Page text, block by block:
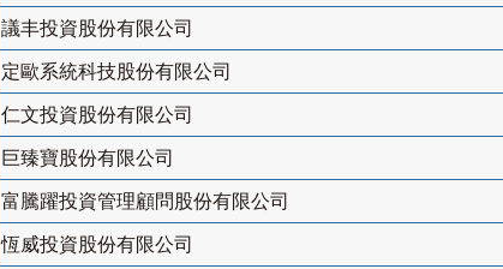
議丰投資股份有限公司
定歐系統科技股份有限公司
仁文投資股份有限公司
巨臻寶股份有限公司
富騰躍投資管理顧問股份有限公司
恆威投資股份有限公司